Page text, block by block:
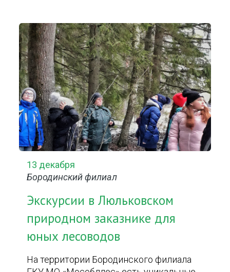
13 декабря
Бородинский филиал
Экскурсии в Люльковском
природном заказнике для
юных лесоводов
На территории Бородинского филиала